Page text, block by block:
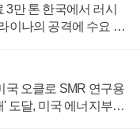
3만 톤 한국에서 러시
이나의 공격에 수요 늘
국 오클로 SMR 연구용
도달, 미국 에너지부